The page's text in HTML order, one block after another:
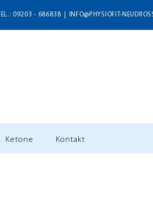
TEL.: 09203 - 686838 INFO@PHYSIOFIT-
Ketone Kontakt